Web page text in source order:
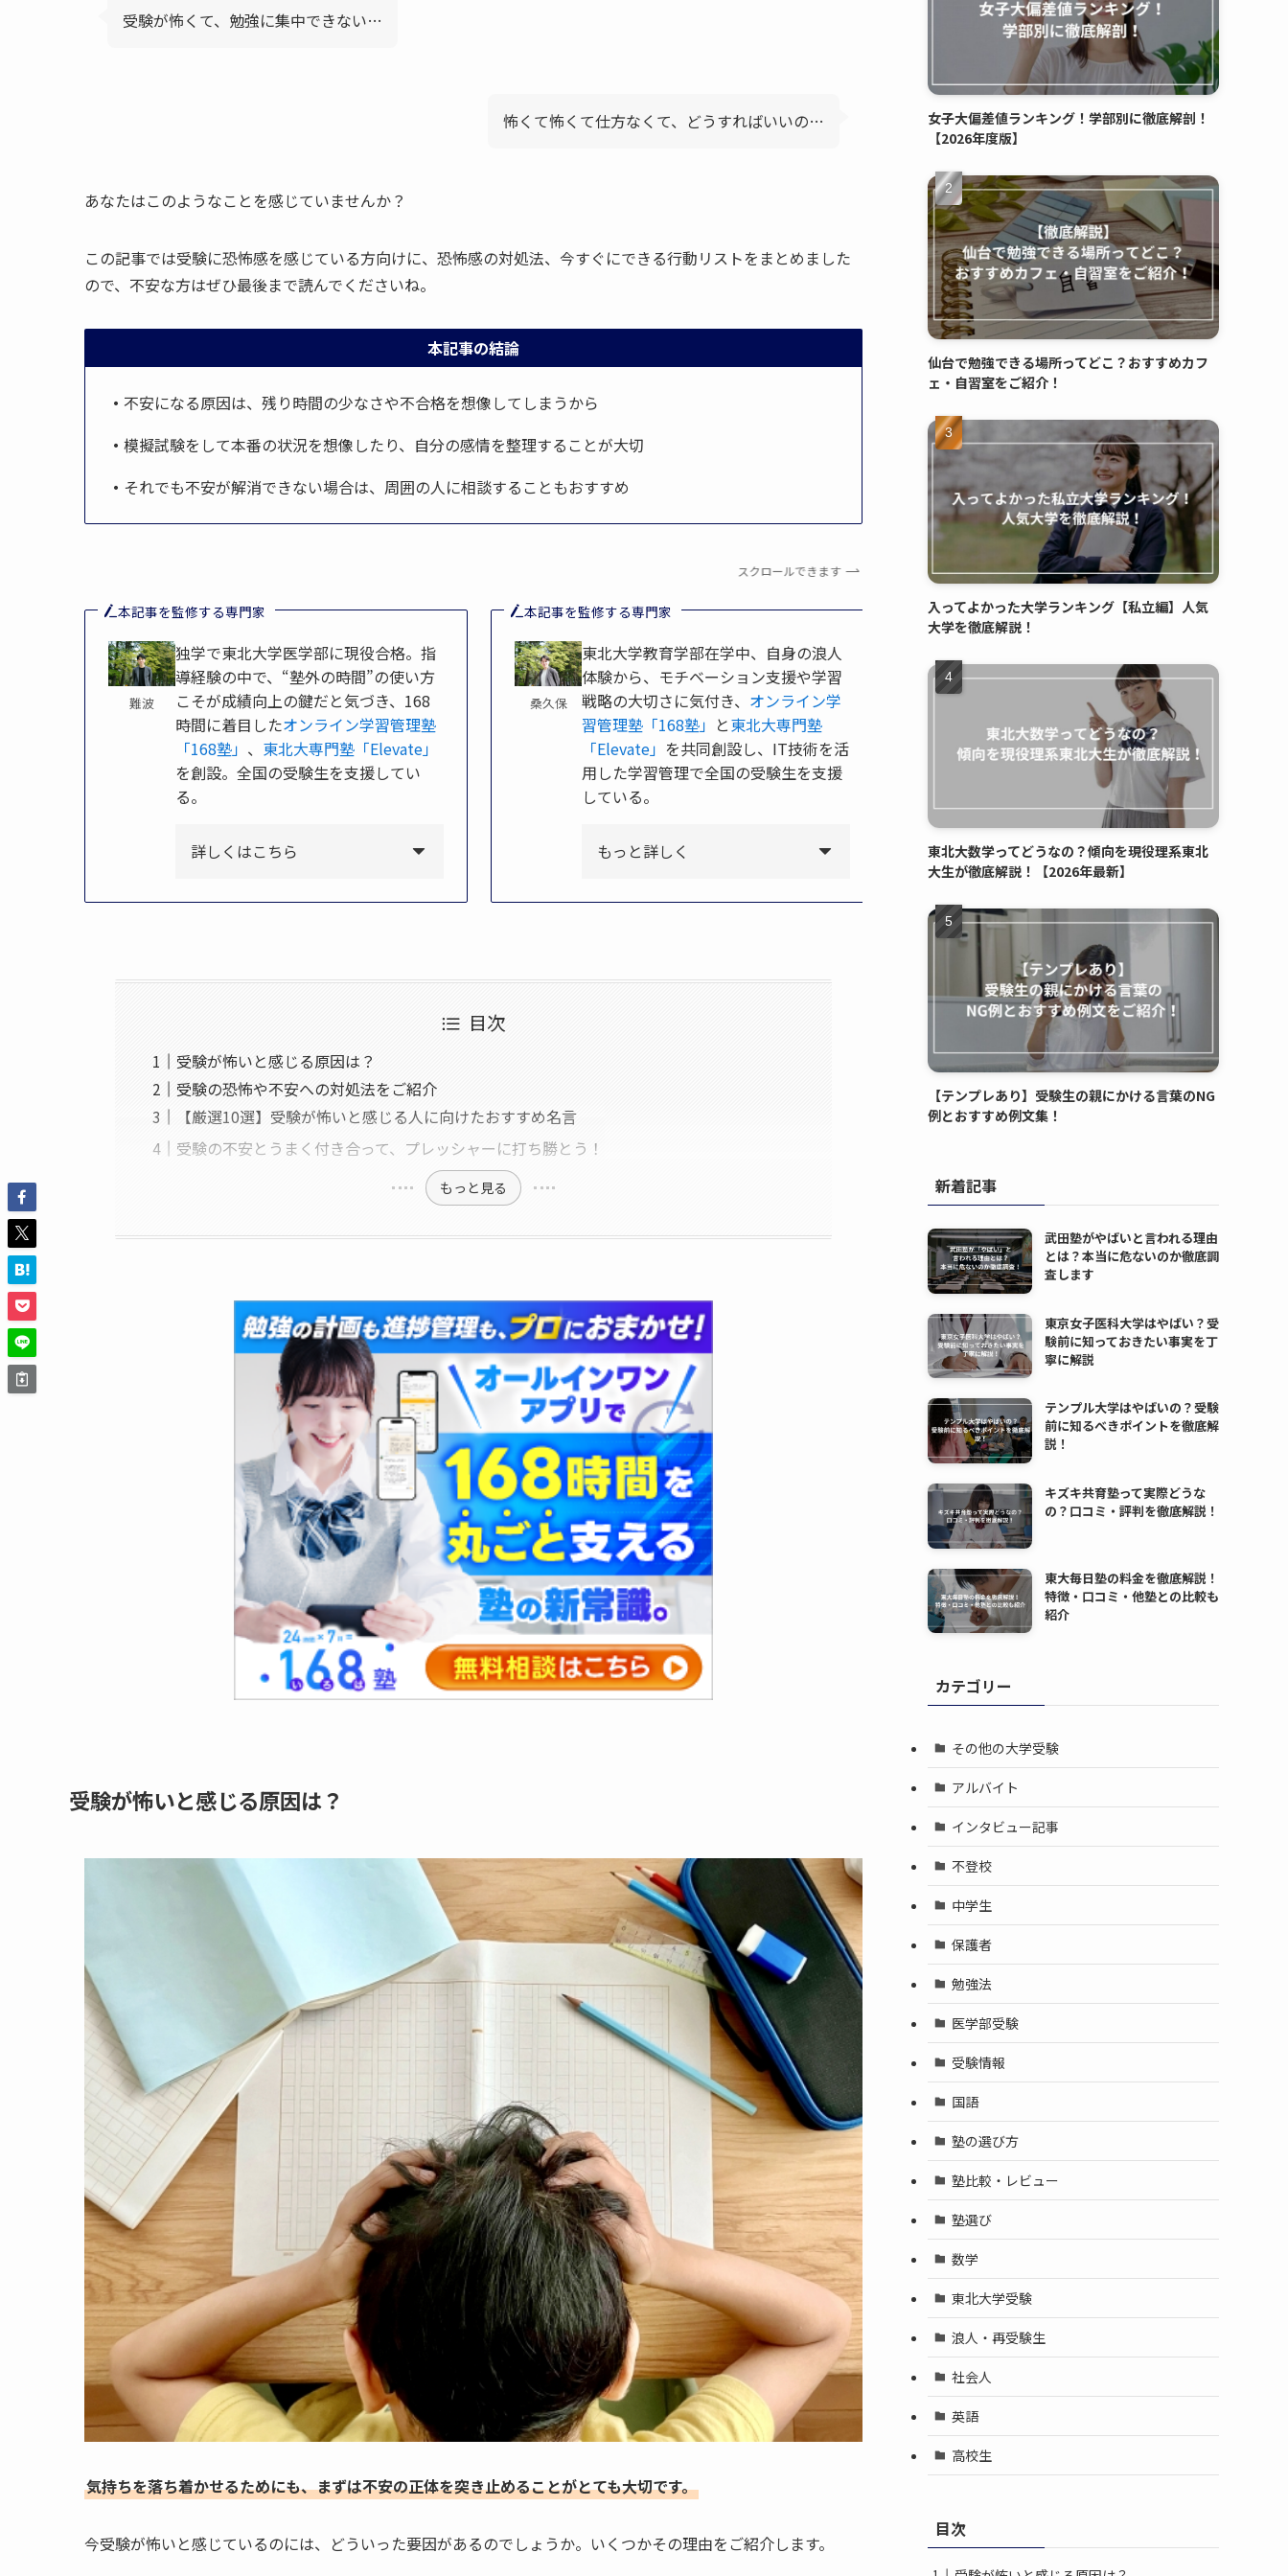
受験が怖くて、勉強に集中できない…
怖くて怖くて仕方なくて、どうすればいいの…
あなたはこのようなことを感じていませんか？
この記事では受験に恐怖感を感じている方向けに、恐怖感の対処法、今すぐにできる行動リストをまとめました
ので、不安な方はぜひ最後まで読んでくださいね。
本記事の結論
・ 不安になる原因は、残り時間の少なさや不合格を想像してしまうから
・ 模擬試験をして本番の状況を想像したり、自分の感情を整理することが大切
・ それでも不安が解消できない場合は、周囲の人に相談することもおすすめ
スクロールできます
本記事を監修する専門家
難波
独学で東北大学医学部に現役合格。指
導経験の中で、“塾外の時間”の使い方
こそが成績向上の鍵だと気づき、168
時間に着目したオンライン学習管理塾
「168塾」 、 東北大専門塾「Elevate」
を創設。全国の受験生を支援してい
る。
詳しくはこちら
本記事を監修する専門家
桑久保
東北大学教育学部在学中、自身の浪人
体験から、モチベーション支援や学習
戦略の大切さに気付き、 オンライン学
習管理塾「168塾」 と東北大専門塾
「Elevate」 を共同創設し、IT技術を活
用した学習管理で全国の受験生を支援
している。
もっと詳しく
目次
受験が怖いと感じる原因は？
受験の恐怖や不安への対処法をご紹介
【厳選10選】受験が怖いと感じる人に向けたおすすめ名言
受験の不安とうまく付き合って、プレッシャーに打ち勝とう！
もっと見る
受験が怖いと感じる原因は？
気持ちを落ち着かせるためにも、まずは不安の正体を突き止めることがとても大切です。
今受験が怖いと感じているのには、どういった要因があるのでしょうか。いくつかその理由をご紹介します。
女子大偏差値ランキング！学部別に徹底解剖！
【2026年度版】
仙台で勉強できる場所ってどこ？おすすめカフ
ェ・自習室をご紹介！
入ってよかった大学ランキング【私立編】人気
大学を徹底解説！
東北大数学ってどうなの？傾向を現役理系東北
大生が徹底解説！【2026年最新】
【テンプレあり】受験生の親にかける言葉のNG
例とおすすめ例文集！
新着記事
武田塾がやばいと言われる理由
とは？本当に危ないのか徹底調
査します
東京女子医科大学はやばい？受
験前に知っておきたい事実を丁
寧に解説
テンプル大学はやばいの？受験
前に知るべきポイントを徹底解
説！
キズキ共育塾って実際どうな
の？口コミ・評判を徹底解説！
東大毎日塾の料金を徹底解説！
特徴・口コミ・他塾との比較も
紹介
カテゴリー
その他の大学受験
アルバイト
インタビュー記事
不登校
中学生
保護者
勉強法
医学部受験
受験情報
国語
塾の選び方
塾比較・レビュー
塾選び
数学
東北大学受験
浪人・再受験生
社会人
英語
高校生
目次